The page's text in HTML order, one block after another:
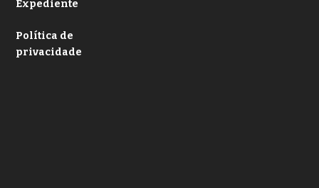
Expediente
Política de
privacidade